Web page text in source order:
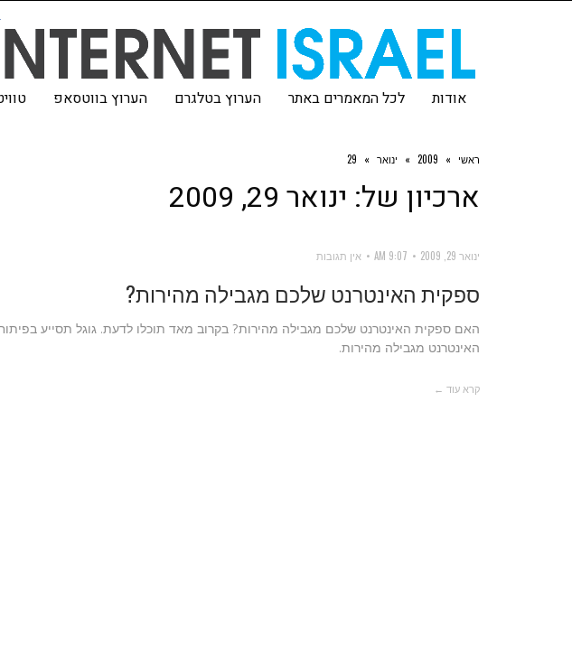
אודות לכל המאמרים באתר הערוץ בטלגרם הערוץ בווטסאפ
ראשי »
2009
» ינואר »
29
ארכיון של: ינואר 29, 2009
ינואר 29, 2009 9:07 AM אין תגובות
ספקית האינטרנט שלכם מגבילה מהירות?
האם ספקית האינטרנט שלכם מגבילה מהירות? בקרוב מאד תוכלו לדעת. גוגל תסייע
האינטרנט מגבילה מהירות.
קרא עוד ←